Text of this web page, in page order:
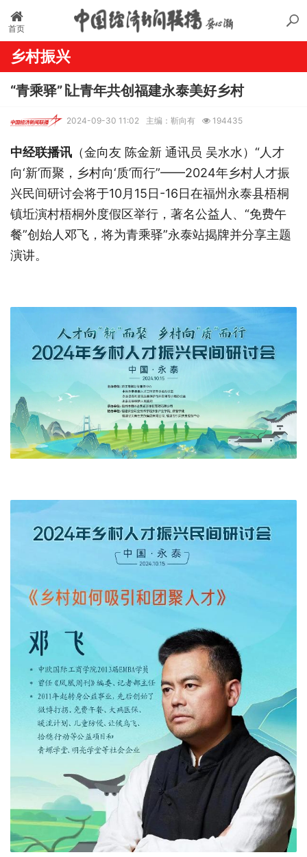
首页
乡村振兴
“青乘驿”∣让青年共创福建永泰美好乡村
2024-09-30 11:02 主编：靳向有 194435
中经联播讯 （金向友 陈金新 通讯员 吴水水）“人才
向‘新’而聚，乡村向‘质’而行”——2024年乡村人才振
兴民间研讨会将于10月15日-16日在福州永泰县梧桐
镇坵演村梧桐外度假区举行，著名公益人、“免费午
餐”创始人邓飞，将为青乘驿”永泰站揭牌并分享主题
演讲。